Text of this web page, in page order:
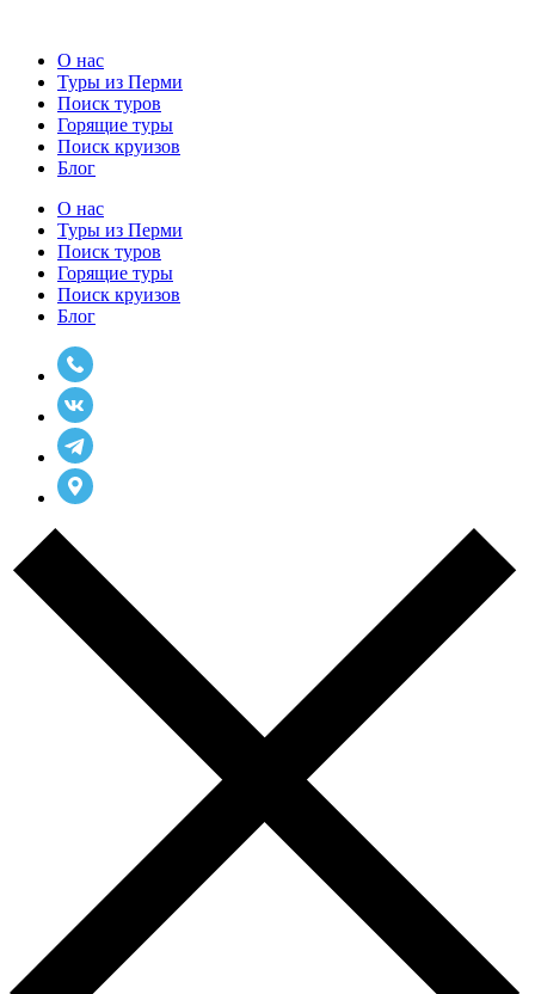
О нас
Туры из Перми
Поиск туров
Горящие туры
Поиск круизов
Блог
О нас
Туры из Перми
Поиск туров
Горящие туры
Поиск круизов
Блог